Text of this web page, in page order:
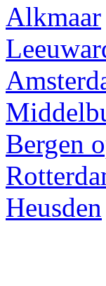
Alkmaar
Bergen
Heusden